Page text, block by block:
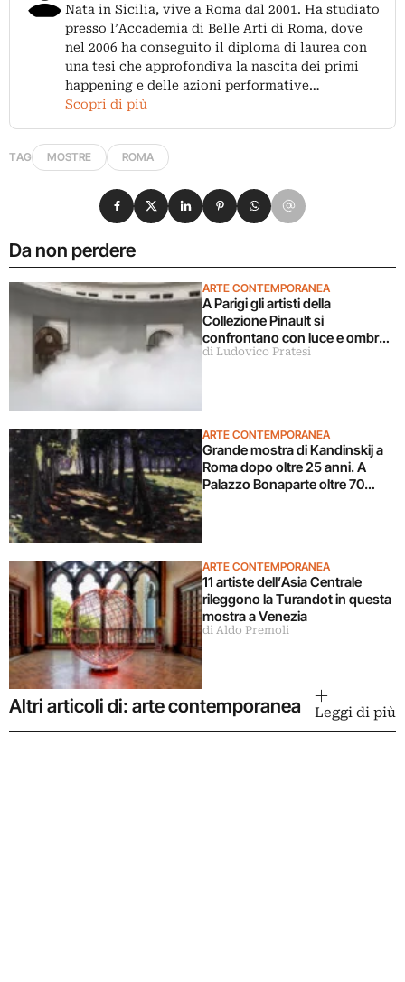
Nata in Sicilia, vive a Roma dal 2001. Ha studiato
presso l’Accademia di Belle Arti di Roma, dove
nel 2006 ha conseguito il diploma di laurea con
una tesi che approfondiva la nascita dei primi
happening e delle azioni performative…
Scopri di più
TAG MOSTRE ROMA
Da non perdere
ARTE CONTEMPORANEA
A Parigi gli artisti della
Collezione Pinault si
confrontano con luce e ombra
in una grande mostra
di Ludovico Pratesi
ARTE CONTEMPORANEA
Grande mostra di Kandinskij a
Roma dopo oltre 25 anni. A
Palazzo Bonaparte oltre 70
ARTE CONTEMPORANEA
11 artiste dell’Asia Centrale
rileggono la Turandot in questa
mostra a Venezia
di Aldo Premoli
Condividi su Facebook
Condividi su X
Condividi su LinkedIn
Condividi su Pinterest
Condividi su WhatsApp
Condividi su Email
Altri articoli di: arte contemporanea Leggi di più